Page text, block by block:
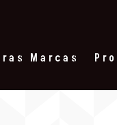
Marcas